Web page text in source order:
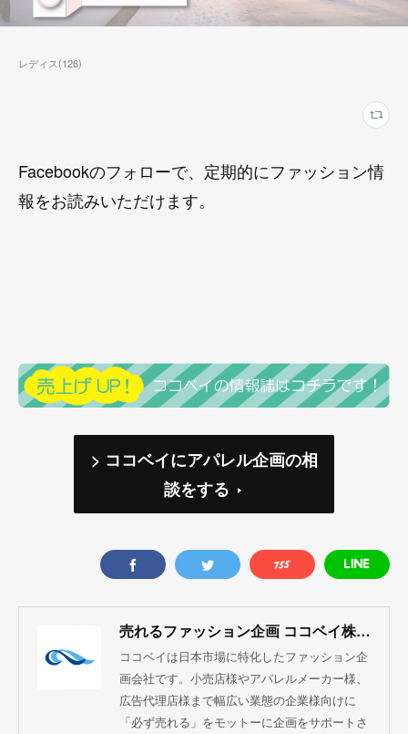
レディス(126)
Facebookのフォローで、定期的にファッション情
報をお読みいただけます。
> ココベイにアパレル企画の相
談をする
売れるファッション企画 ココベイ株式会社
ココベイは日本市場に特化したファッション企
画会社です。小売店様やアパレルメーカー様、
広告代理店様まで幅広い業態の企業様向けに
「必ず売れる」をモットーに企画をサポートさ